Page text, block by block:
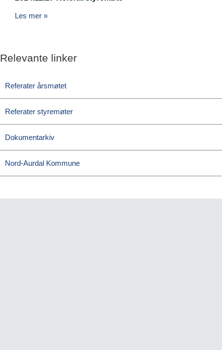
Les mer »
Relevante linker
Referater årsmøtet
Referater styremøter
Dokumentarkiv
Nord-Aurdal Kommune